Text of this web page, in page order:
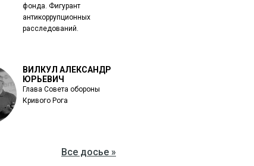
фонда. Фигурант
антикоррупционных
расследований.
ВИЛКУЛ АЛЕКСАНДР
ЮРЬЕВИЧ
Глава Совета обороны
Кривого Рога
Все досье »